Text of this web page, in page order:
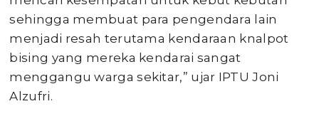
sehingga membuat para pengendara lain
menjadi resah terutama kendaraan knalpot
bising yang mereka kendarai sangat
menggangu warga sekitar,” ujar IPTU Joni
Alzufri.